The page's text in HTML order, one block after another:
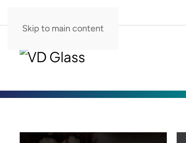
Skip to main content